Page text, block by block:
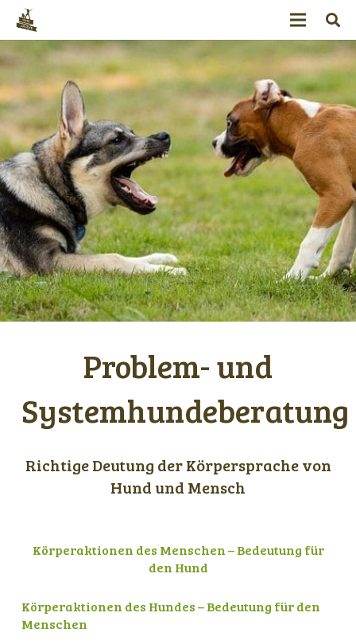
Problem- und
Systemhundeberatung
Richtige Deutung der Körpersprache von
Hund und Mensch
Körperaktionen des Menschen – Bedeutung für
den Hund
Körperaktionen des Hundes – Bedeutung für den
Menschen